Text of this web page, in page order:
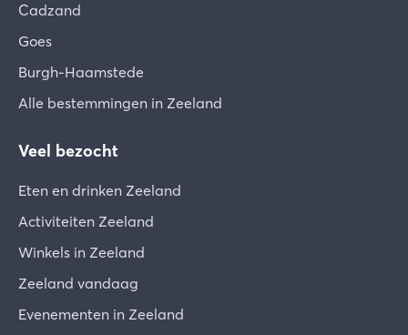
Cadzand
Goes
Burgh-Haamstede
Alle bestemmingen in Zeeland
Veel bezocht
Eten en drinken Zeeland
Activiteiten Zeeland
Winkels in Zeeland
Zeeland vandaag
Evenementen in Zeeland